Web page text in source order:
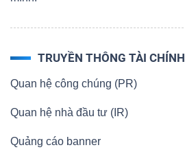
TRUYỀN THÔNG TÀI CHÍNH
Quan hệ công chúng (PR)
Quan hệ nhà đầu tư (IR)
Quảng cáo banner